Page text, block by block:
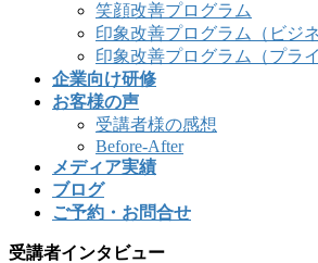
笑顔改善プログラム
印象改善プログラム（ビジネ
印象改善プログラム（プラ
企業向け研修
お客様の声
受講者様の感想
Before-After
メディア実績
ブログ
ご予約・お問合せ
受講者インタビュー